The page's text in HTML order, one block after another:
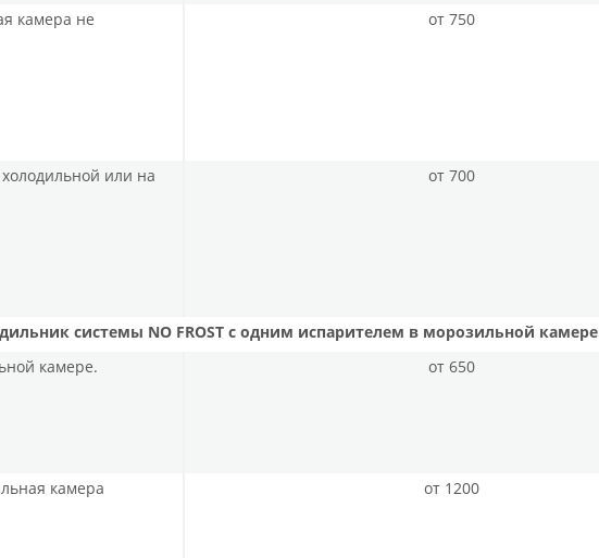
камера не
от 750
или на
от 700
системы NO FROST с одним испарителем в морозильной камере
камере.
от 650
камера
от 1200